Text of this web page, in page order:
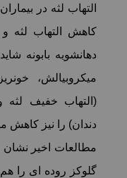
التهاب لثه در
کاهش التهاب لثه
دهانشویه بابونه
میکروبیالش،
(التهاب خفيف لثه
دندان) را نیز کاهش
مطالعات اخیر نشان
گلوکز روده ای را هم